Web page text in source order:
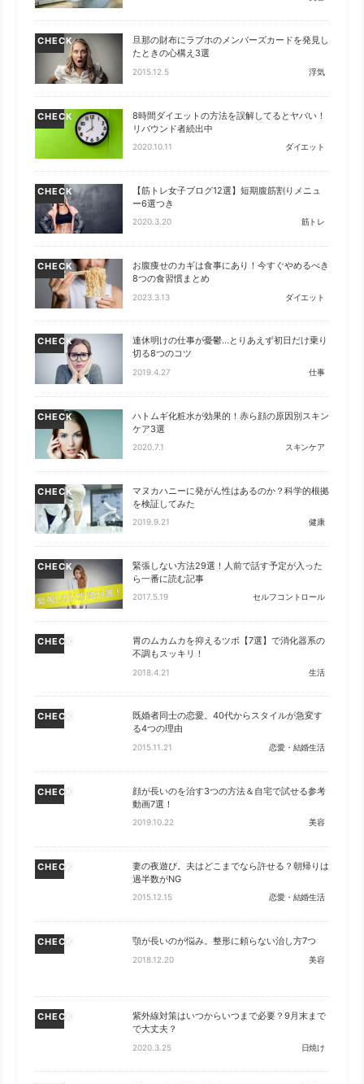
CHECK
旦那の財布にラブホのメンバーズカードを発見し
たときの心構え3選
2015.12.5 浮気
CHECK
8時間ダイエットの方法を誤解してるとヤバい！
リバウンド者続出中
2020.10.11 ダイエット
CHECK
【筋トレ女子ブログ12選】短期腹筋割りメニュ
ー6選つき
2020.3.20 筋トレ
CHECK
お腹痩せのカギは食事にあり！今すぐやめるべき
8つの食習慣まとめ
2023.3.13 ダイエット
CHECK
連休明けの仕事が憂鬱…とりあえず初日だけ乗り
切る8つのコツ
2019.4.27 仕事
CHECK
ハトムギ化粧水が効果的！赤ら顔の原因別スキン
ケア3選
2020.7.1 スキンケア
CHECK
マヌカハニーに発がん性はあるのか？科学的根拠
を検証してみた
2019.9.21 健康
CHECK
緊張しない方法29選！人前で話す予定が入った
ら一番に読む記事
2017.5.19 セルフコントロール
CHECK
胃のムカムカを抑えるツボ【7選】で消化器系の
不調もスッキリ！
2018.4.21 生活
CHECK
既婚者同士の恋愛。40代からスタイルが急変す
る4つの理由
2015.11.21 恋愛・結婚生活
CHECK
顔が長いのを治す3つの方法＆自宅で試せる参考
動画7選！
2019.10.22 美容
CHECK
妻の夜遊び。夫はどこまでなら許せる？朝帰りは
過半数がNG
2015.12.15 恋愛・結婚生活
CHECK 顎が長いのが悩み。整形に頼らない治し方7つ
2018.12.20 美容
CHECK
紫外線対策はいつからいつまで必要？9月末まで
で大丈夫？
2020.3.25 日焼け